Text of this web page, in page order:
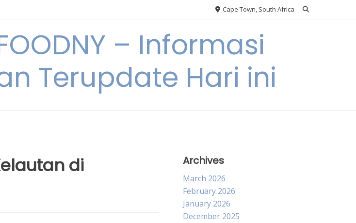
Cape Town, South Africa
– Informasi
Terupdate Hari ini
di
Archives
March 2026
February 2026
January 2026
December 2025